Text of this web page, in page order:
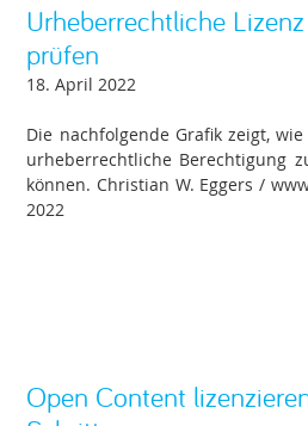
Urheberrechtliche
prüfen
18. April 2022
Die nachfolgende Grafik zeigt,
urheberrechtliche Berechtigung
können. Christian W. Eggers /
2022
Open Content